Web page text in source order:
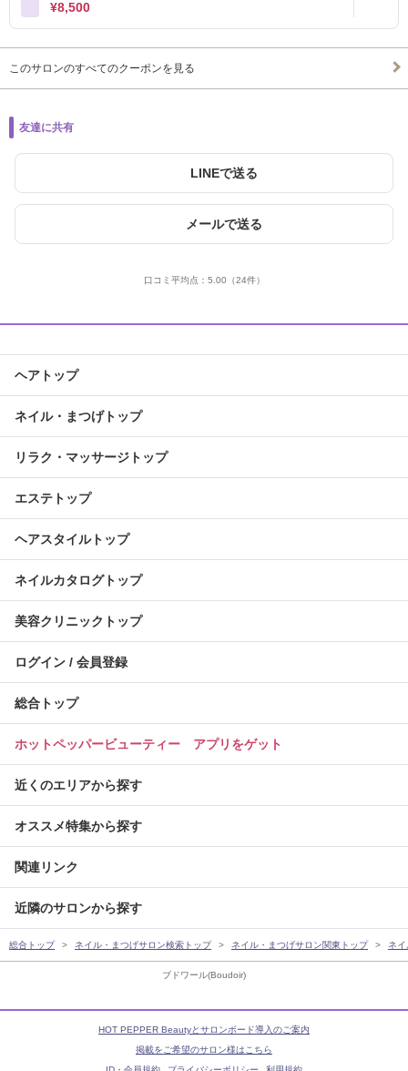
ブドワール(Boudoir)
¥8,500
このサロンのすべてのクーポンを見る
友達に共有
LINEで送る
メールで送る
口コミ平均点： 5.00 （24件）
ヘアトップ
ネイル・まつげトップ
リラク・マッサージトップ
エステトップ
ヘアスタイルトップ
ネイルカタログトップ
美容クリニックトップ
ログイン / 会員登録
総合トップ
ホットペッパービューティー アプリをゲット
近くのエリアから探す
オススメ特集から探す
関連リンク
近隣のサロンから探す
総合トップ ネイル・まつげサロン検索トップ ネイル・まつげサロン関東トップ ネ
HOT PEPPER Beautyとサロンボード導入のご案内
掲載をご希望のサロン様はこちら